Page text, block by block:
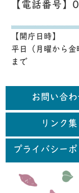
【電話番号
【開庁日時】
平日（月曜から
まで
お問い合わ
リンク集
プライバシーポ